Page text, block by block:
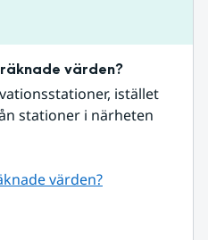
värden?
istället
stationer i närheten
värden?